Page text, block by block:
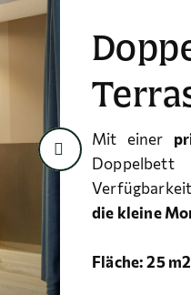
Mit einer
die kleine
Fläche: 25